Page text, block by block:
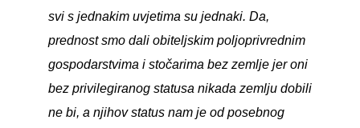
svi s jednakim uvjetima su jednaki. Da,
prednost smo dali obiteljskim poljoprivrednim
gospodarstvima i stočarima bez zemlje jer oni
bez privilegiranog statusa nikada zemlju dobili
ne bi, a njihov status nam je od posebnog